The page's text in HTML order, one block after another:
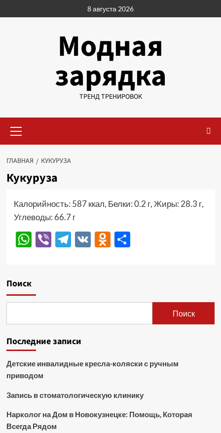
к
8 августа 2026
Модная
зарядка
ТРЕНД ТРЕНИРОВОК
меню
ГЛАВНАЯ КУКУРУЗА
Кукуруза
Калорийность: 587 ккал, Белки: 0.2 г, Жиры: 28.3 г,
Углеводы: 66.7 г
WhatsApp
ViberTelegram
VKOdnoklassniki
Отправить
Поиск
Поиск
Последние записи
Детские инвалидные кресла-коляски с ручным
приводом
Запись в стоматологическую клинику
Нарколог на Дом в Новокузнецке: Помощь, Которая
Всегда Рядом